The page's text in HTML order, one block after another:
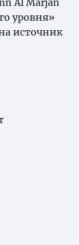
Al Marjan
уровня»
источник